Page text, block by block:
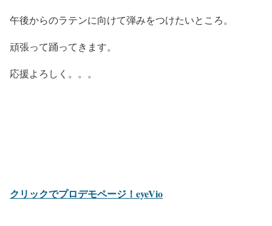
午後からのラテンに向けて弾みをつけたいところ。
頑張って踊ってきます。
応援よろしく。。。
クリックでプロデモページ！eyeVio